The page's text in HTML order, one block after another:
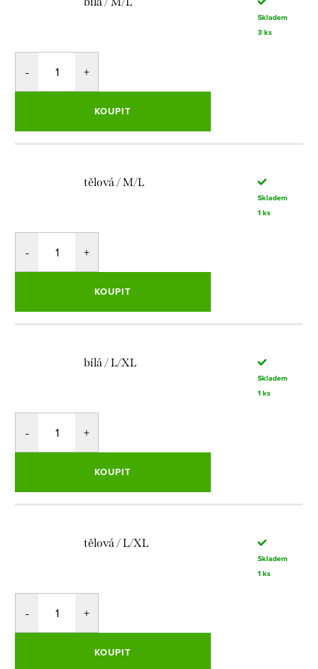
Skladem
3 ks
KOUPIT
tělová / M/L
Skladem
1 ks
KOUPIT
bílá / L/XL
Skladem
1 ks
KOUPIT
tělová / L/XL
Skladem
1 ks
KOUPIT